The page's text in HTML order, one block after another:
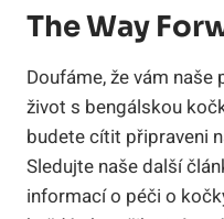
The Way
Doufáme, že vám
život s bengálskou
budete cítit připraveni
Sledujte naše další
informací o péči o